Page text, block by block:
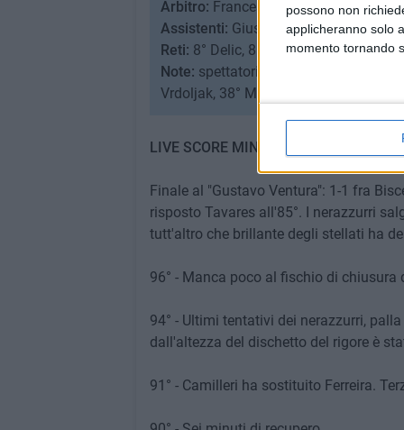
possono non
applicheranno solo
momento tornando
Arbitro: Francesco Meraviglia di
Assistenti: Giuseppe Perrotti di
Reti: 8° Delic, 85° Tavares.
Note: spettatori 700, incasso non
Vrdoljak, 38° Montinaro, 62° D'Angelo.
LIVE SCORE MINUTO PER MINUTO
Finale al "Gustavo Ventura": 1-1 fra
risposto Tavares all'85°. I nerazzurri
tutt'altro che brillante degli stellati ha
96° - Manca poco al fischio di chiusura
94° - Ultimi tentativi dei nerazzurri,
dall'altezza del dischetto del rigore è
91° - Camilleri ha sostituito Ferreira.